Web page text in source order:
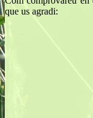
que us agradi: